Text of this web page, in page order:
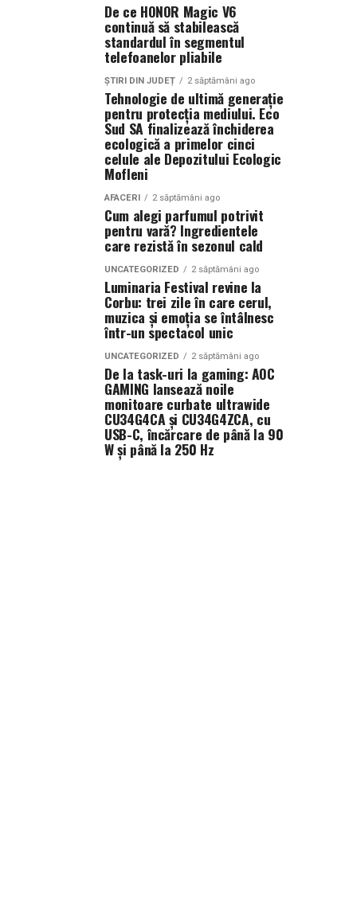
De ce HONOR Magic V6
continuă să stabilească
standardul în segmentul
telefoanelor pliabile
ȘTIRI DIN JUDEȚ 2 săptămâni ago
Tehnologie de ultimă generație
pentru protecția mediului. Eco
Sud SA finalizează închiderea
ecologică a primelor cinci
celule ale Depozitului Ecologic
Mofleni
AFACERI 2 săptămâni ago
Cum alegi parfumul potrivit
pentru vară? Ingredientele
care rezistă în sezonul cald
UNCATEGORIZED 2 săptămâni ago
Luminaria Festival revine la
Corbu: trei zile în care cerul,
muzica și emoția se întâlnesc
într-un spectacol unic
UNCATEGORIZED 2 săptămâni ago
De la task-uri la gaming: AOC
GAMING lansează noile
monitoare curbate ultrawide
CU34G4CA și CU34G4ZCA, cu
USB-C, încărcare de până la 90
W și până la 250 Hz